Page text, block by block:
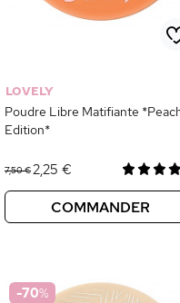
LOVELY
Poudre Libre Matifiante
Edition*
7,50 €2,25 €
COMMANDER
-70%